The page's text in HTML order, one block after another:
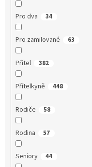
Pro dva 34
Pro zamilované 63
Přítel 382
Přítelkyně 448
Rodiče 58
Rodina 57
Seniory 44